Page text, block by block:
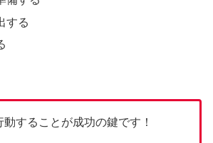
する
することが成功の鍵です！